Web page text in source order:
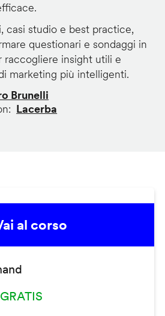
casi studio e best practice,
questionari e sondaggi in
raccogliere insight utili e
marketing più intelligenti.
Brunelli
Lacerba
al corso
GRATIS